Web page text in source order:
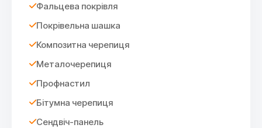
Фальцева покрівля
Покрівельна шашка
Композитна черепиця
Металочерепиця
Профнастил
Бітумна черепиця
Сендвіч-панель